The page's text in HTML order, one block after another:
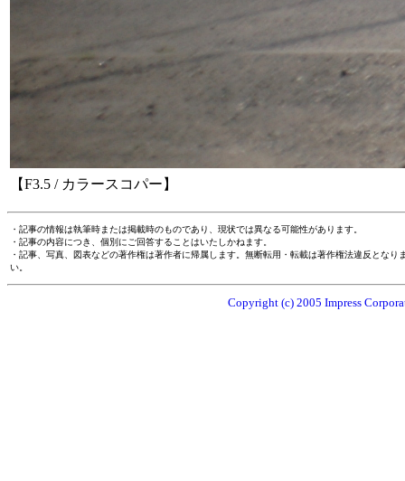
【F3.5 / カラースコパー】
・記事の情報は執筆時または掲載時のものであり、現状では異なる可能性があります。
・記事の内容につき、個別にご回答することはいたしかねます。
・記事、写真、図表などの著作権は著作者に帰属します。無断転用・転載は著作権法違反とな
い。
Copyright (c) 2005 Impress